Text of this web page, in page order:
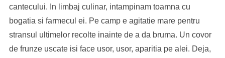
cantecului. In limbaj culinar, intampinam toamna cu
bogatia si farmecul ei. Pe camp e agitatie mare pentru
stransul ultimelor recolte inainte de a da bruma. Un covor
de frunze uscate isi face usor, usor, aparitia pe alei. Deja,